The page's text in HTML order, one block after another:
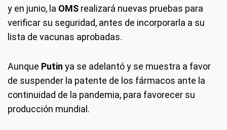
y en junio, la OMS realizará nuevas pruebas para
verificar su seguridad, antes de incorporarla a su
lista de vacunas aprobadas.
Aunque Putin ya se adelantó y se muestra a favor
de suspender la patente de los fármacos ante la
continuidad de la pandemia, para favorecer su
producción mundial.